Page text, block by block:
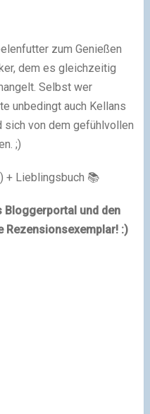
zum Genießen
dem es gleichzeitig
Selbst wer
unbedingt auch Kellans
sich von dem gefühlvollen
;)
+ Lieblingsbuch 📚
Bloggerportal und den
Rezensionsexemplar! :)